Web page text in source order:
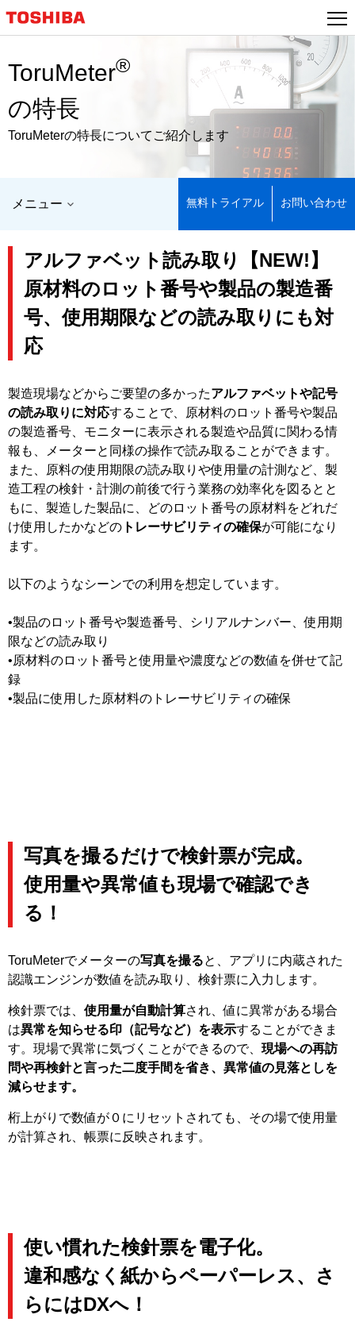
ToruMeter®
の特長
ToruMeterの特長についてご紹介します
メニュー 無料トライアル お問い合わせ
アルファベット読み取り【NEW!】
原材料のロット番号や製品の製造番
号、使用期限などの読み取りにも対
応
製造現場などからご要望の多かったアルファベットや記号
の読み取りに対応することで、原材料のロット番号や製品
の製造番号、モニターに表示される製造や品質に関わる情
報も、メーターと同様の操作で読み取ることができます。
また、原料の使用期限の読み取りや使用量の計測など、製
造工程の検針・計測の前後で行う業務の効率化を図るとと
もに、製造した製品に、どのロット番号の原材料をどれだ
け使用したかなどの トレーサビリティの確保が可能になり
ます。
以下のようなシーンでの利用を想定しています。
•製品のロット番号や製造番号、シリアルナンバー、使用期
限などの読み取り
•原材料のロット番号と使用量や濃度などの数値を併せて記
録
•製品に使用した原材料のトレーサビリティの確保
写真を撮るだけで検針票が完成。
使用量や異常値も現場で確認でき
る！
ToruMeterでメーターの写真を撮ると、アプリに内蔵された
認識エンジンが数値を読み取り、検針票に入力します。
検針票では、 使⽤量が⾃動計算され、値に異常がある場合
は異常を知らせる印（記号など）を表示することができま
す。現場で異常に気づくことができるので、 現場への再訪
問や再検針と言った二度手間を省き、異常値の見落としを
減らせます。
桁上がりで数値が０にリセットされても、その場で使用量
が計算され、帳票に反映されます。
使い慣れた検針票を電子化。
違和感なく紙からペーパーレス、さ
らにはDXへ！